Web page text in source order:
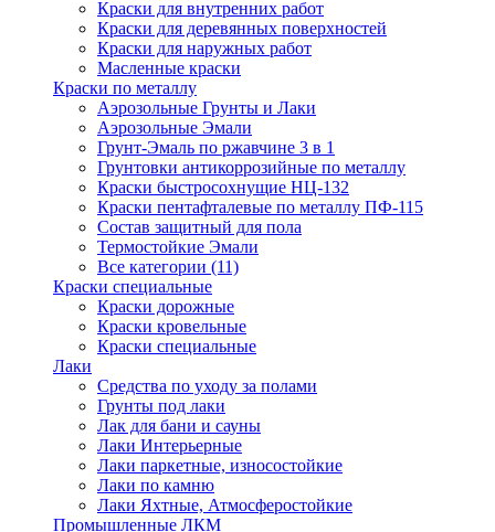
Краски для внутренних работ
Краски для деревянных поверхностей
Краски для наружных работ
Масленные краски
Краски по металлу
Аэрозольные Грунты и Лаки
Аэрозольные Эмали
Грунт-Эмаль по ржавчине 3 в 1
Грунтовки антикоррозийные по металлу
Краски быстросохнущие НЦ-132
Краски пентафталевые по металлу ПФ-115
Состав защитный для пола
Термостойкие Эмали
Все категории (11)
Краски специальные
Краски дорожные
Краски кровельные
Краски специальные
Лаки
Cредства по уходу за полами
Грунты под лаки
Лак для бани и сауны
Лаки Интерьерные
Лаки паркетные, износостойкие
Лаки по камню
Лаки Яхтные, Атмосферостойкие
Промышленные ЛКМ